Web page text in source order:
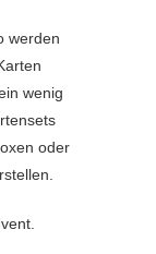
werden
wenig
oder